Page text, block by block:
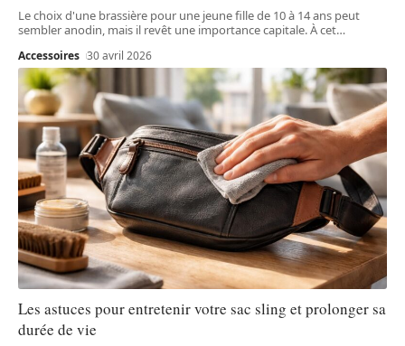
Le choix d'une brassière pour une jeune fille de 10 à 14 ans peut
sembler anodin, mais il revêt une importance capitale. À cet…
Accessoires 30 avril 2026
Les astuces pour entretenir votre sac sling et prolonger sa
durée de vie